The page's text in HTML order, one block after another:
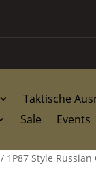
Taktische
Sale Events
/ 1P87 Style